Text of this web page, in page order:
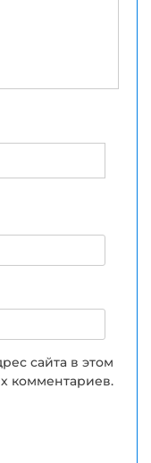
сайта в этом
комментариев.